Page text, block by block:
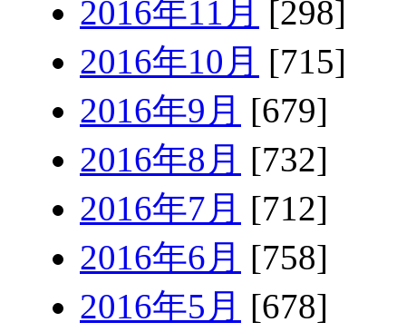
2016年11月 [298]
2016年10月 [715]
2016年9月 [679]
2016年8月 [732]
2016年7月 [712]
2016年6月 [758]
2016年5月 [678]